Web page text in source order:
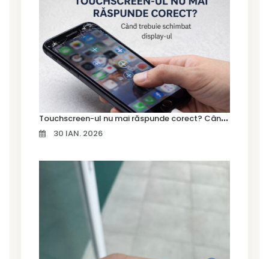
T
ouchscreen-ul nu mai răspunde corect? Când trebuie schimbat display-ul
30 IAN. 2026